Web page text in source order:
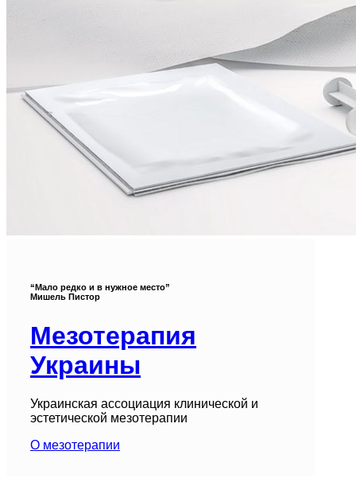
“Мало редко и в нужное место”
Мишель Пистор
Мезотерапия
Украины
Украинская ассоциация клинической и
эстетической мезотерапии
О мезотерапии